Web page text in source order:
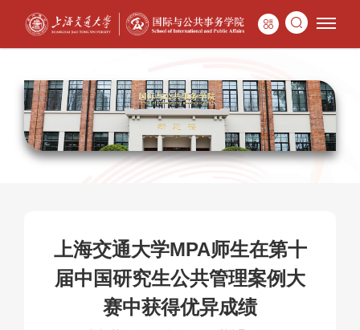
上海交通大学MPA师生在第十
届中国研究生公共管理案例大
赛中获得优异成绩